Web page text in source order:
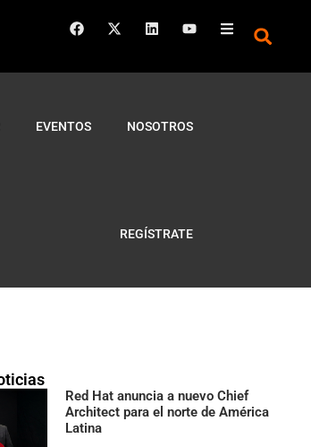
EVENTOS NOSOTROS
REGÍSTRATE
Red Hat anuncia a nuevo Chief
Architect para el norte de América
Latina